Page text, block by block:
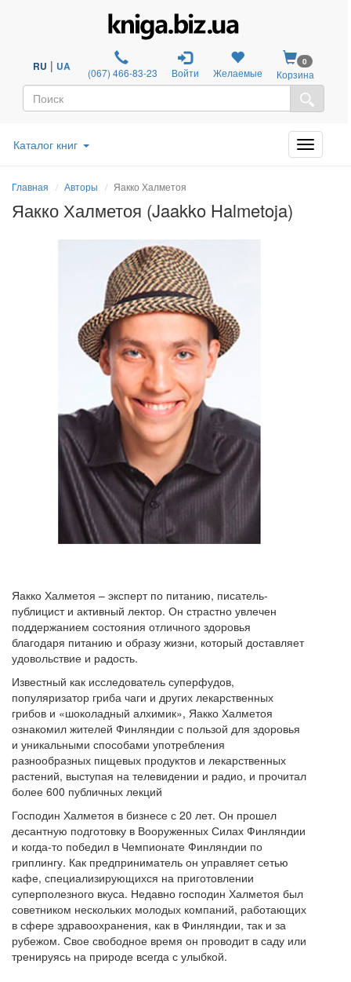
RU | UA (067) 466-83-23 Войти Желаемые
0
Корзина
Каталог книг
Главная Авторы Яакко Халметоя
Яакко Халметоя (Jaakko Halmetoja)
Яакко Халметоя – эксперт по питанию, писатель-
публицист и активный лектор. Он страстно увлечен
поддержанием состояния отличного здоровья
благодаря питанию и образу жизни, который доставляет
удовольствие и радость.
Известный как исследователь суперфудов,
популяризатор гриба чаги и других лекарственных
грибов и «шоколадный алхимик», Яакко Халметоя
ознакомил жителей Финляндии с пользой для здоровья
и уникальными способами употребления
разнообразных пищевых продуктов и лекарственных
растений, выступая на телевидении и радио, и прочитал
более 600 публичных лекций
Господин Халметоя в бизнесе с 20 лет. Он прошел
десантную подготовку в Вооруженных Силах Финляндии
и когда-то победил в Чемпионате Финляндии по
гриплингу. Как предприниматель он управляет сетью
кафе, специализирующихся на приготовлении
суперполезного вкуса. Недавно господин Халметоя был
советником нескольких молодых компаний, работающих
в сфере здравоохранения, как в Финляндии, так и за
рубежом. Свое свободное время он проводит в саду или
тренируясь на природе всегда с улыбкой.